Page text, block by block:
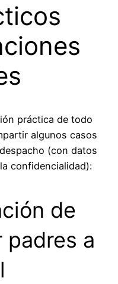
práctica de todo
algunos casos
(con datos
confidencialidad):
de
padres a